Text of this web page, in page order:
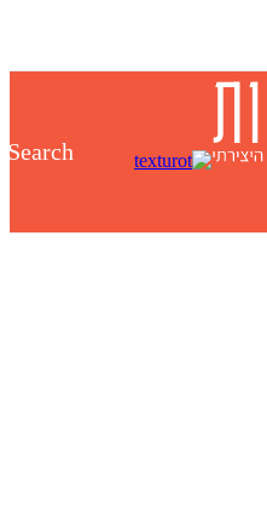
Search